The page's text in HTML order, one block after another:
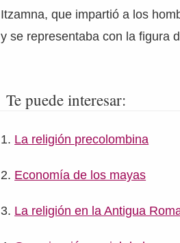
Itzamna, que impartió a los
y se representaba con la figura
Te puede interesar:
La religión precolombina
Economía de los mayas
La religión en la Antigua